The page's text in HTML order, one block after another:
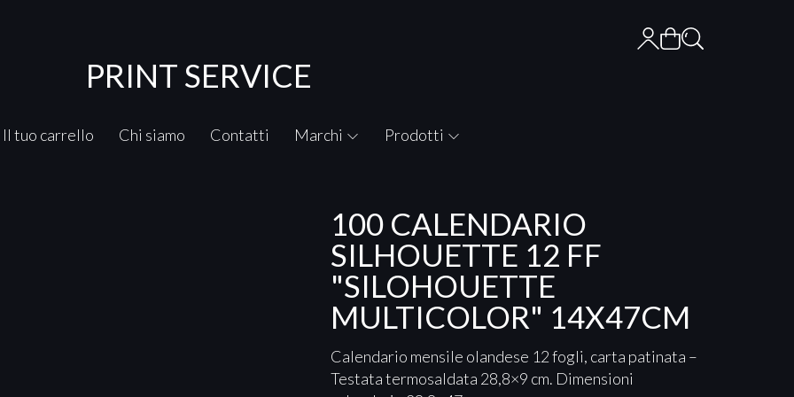
PRINT SERVICE
Il tuo carrello Chi siamo Contatti Marchi Prodotti
100 CALENDARIO
SILHOUETTE 12 FF
"SILOHOUETTE
MULTICOLOR" 14X47CM
Calendario mensile olandese 12 fogli, carta patinata –
Testata termosaldata 28,8×9 cm. Dimensioni